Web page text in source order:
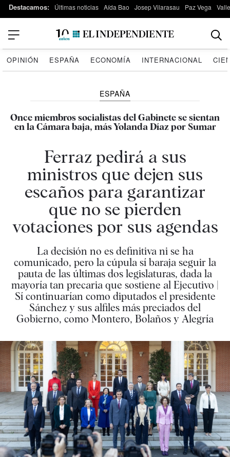
Destacamos: Últimas noticias Aída Bao Josep Vilarasau Paz Vega
OPINIÓN ESPAÑA ECONOMÍA INTERNACIONAL
ESPAÑA
Once miembros socialistas del Gabinete se sientan
en la Cámara baja, más Yolanda Díaz por Sumar
Ferraz pedirá a sus
ministros que dejen sus
escaños para garantizar
que no se pierden
votaciones por sus agendas
La decisión no es definitiva ni se ha
comunicado, pero la cúpula sí baraja seguir la
pauta de las últimas dos legislaturas, dada la
mayoría tan precaria que sostiene al Ejecutivo |
Sí continuarían como diputados el presidente
Sánchez y sus alfiles más preciados del
Gobierno, como Montero, Bolaños y Alegría